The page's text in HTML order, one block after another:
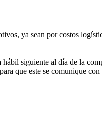
ya sean por costos
siguiente al día de la
que este se comunique